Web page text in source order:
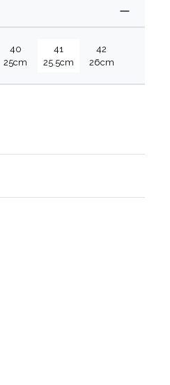
40
25cm
41
25.5cm
42
26cm